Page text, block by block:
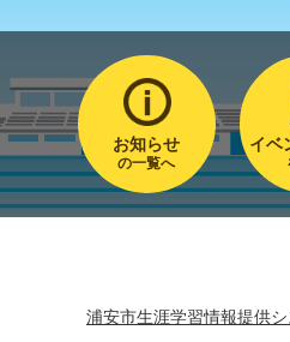
お知らせ
の一覧へ
イベ
浦安市生涯学習情報提供シ